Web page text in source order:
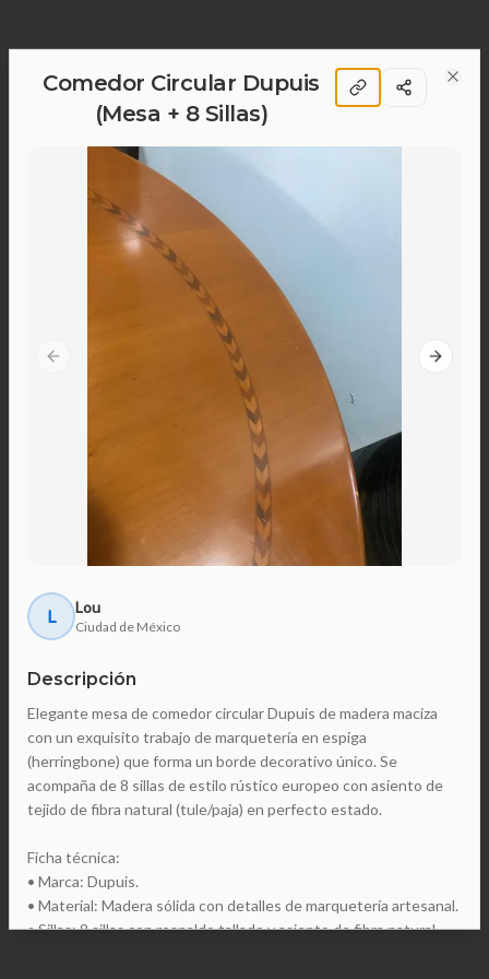
Comedor Circular Dupuis
(Mesa + 8 Sillas)
Previous slide Next
L Lou
Ciudad de México
Descripción
Elegante mesa de comedor circular Dupuis de madera maciza
con un exquisito trabajo de marquetería en espiga
(herringbone) que forma un borde decorativo único. Se
acompaña de 8 sillas de estilo rústico europeo con asiento de
tejido de fibra natural (tule/paja) en perfecto estado.
Ficha técnica:
• Marca: Dupuis.
• Material: Madera sólida con detalles de marquetería artesanal.
• Sillas: 8 sillas con respaldo tallado y asiento de fibra natural.